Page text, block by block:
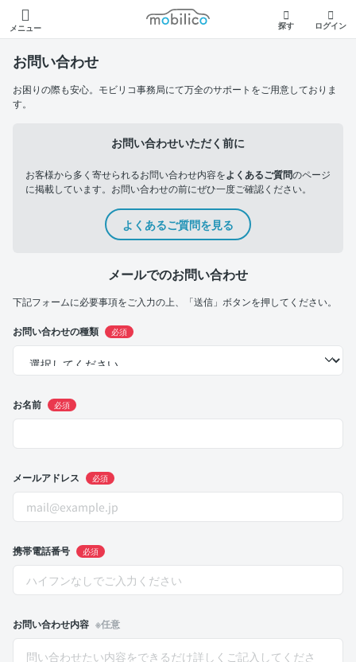
メニュー
モビリコ
探す ログイン
お問い合わせ
お困りの際も安心。モビリコ事務局にて万全のサポートをご用意しておりま
す。
お問い合わせいただく前に
お客様から多く寄せられるお問い合わせ内容をよくあるご質問のページ
に掲載しています。お問い合わせの前にぜひ一度ご確認ください。
よくあるご質問を見る
メールでのお問い合わせ
下記フォームに必要事項をご入力の上、「送信」ボタンを押してください。
お問い合わせの種類 必須
お名前 必須
メールアドレス 必須
携帯電話番号 必須
お問い合わせ内容 ※任意